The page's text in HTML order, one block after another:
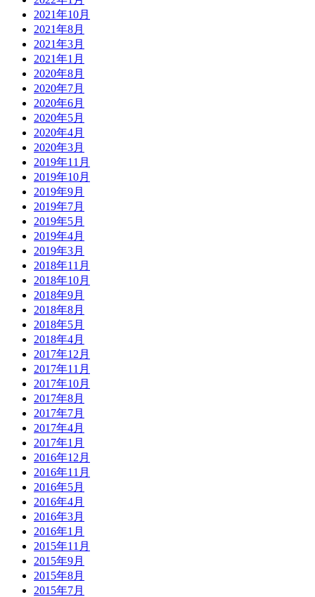
2021年10月
2021年8月
2021年3月
2021年1月
2020年8月
2020年7月
2020年6月
2020年5月
2020年4月
2020年3月
2019年11月
2019年10月
2019年9月
2019年7月
2019年5月
2019年4月
2019年3月
2018年11月
2018年10月
2018年9月
2018年8月
2018年5月
2018年4月
2017年12月
2017年11月
2017年10月
2017年8月
2017年7月
2017年4月
2017年1月
2016年12月
2016年11月
2016年5月
2016年4月
2016年3月
2016年1月
2015年11月
2015年9月
2015年8月
2015年7月